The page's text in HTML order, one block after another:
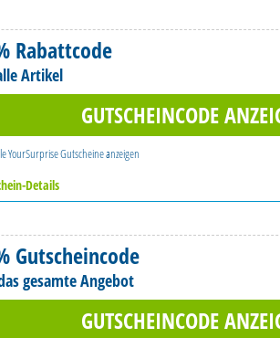
Rabattcode
Artikel
GUTSCHEINCODE
YourSurprise Gutscheineanzeigen
Details
Gutscheincode
gesamte Angebot
GUTSCHEINCODE